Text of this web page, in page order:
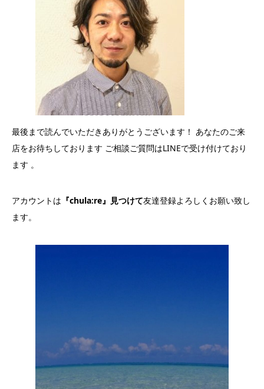
最後まで読んでいただきありがとうございます！ あなたのご来
店をお待ちしております ご相談ご質問はLINEで受け付けており
ます 。
アカウントは 『chula:re』見つけて友達登録よろしくお願い致し
ます。